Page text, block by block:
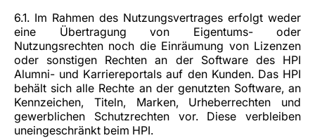
6.1. Im Rahmen des Nutzungsvertrages erfolgt weder
eine Übertragung von Eigentums- oder
Nutzungsrechten noch die Einräumung von Lizenzen
oder sonstigen Rechten an der Software des HPI
Alumni- und Karriereportals auf den Kunden. Das HPI
behält sich alle Rechte an der genutzten Software, an
Kennzeichen, Titeln, Marken, Urheberrechten und
gewerblichen Schutzrechten vor. Diese verbleiben
uneingeschränkt beim HPI.